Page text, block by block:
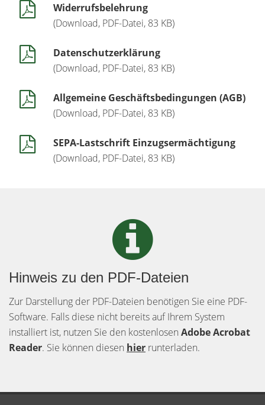
Widerrufsbelehrung
(Download, PDF-Datei, 83 KB)
Datenschutzerklärung
(Download, PDF-Datei, 83 KB)
Allgemeine Geschäftsbedingungen (AGB)
(Download, PDF-Datei, 83 KB)
SEPA-Lastschrift Einzugsermächtigung
(Download, PDF-Datei, 83 KB)
Hinweis zu den PDF-Dateien
Zur Darstellung der PDF-Dateien benötigen Sie eine PDF-
Software. Falls diese nicht bereits auf Ihrem System
installiert ist, nutzen Sie den kostenlosen Adobe Acrobat
Reader. Sie können diesen hier runterladen.